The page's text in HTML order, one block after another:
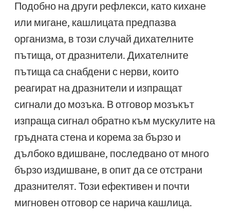
Подобно на други рефлекси, като кихане
или мигане, кашлицата предпазва
организма, в този случай дихателните
пътища, от дразнители. Дихателните
пътища са снабдени с нерви, които
реагират на дразнители и изпращат
сигнали до мозъка. В отговор мозъкът
изпраща сигнал обратно към мускулите на
гръдната стена и корема за бързо и
дълбоко вдишване, последвано от много
бързо издишване, в опит да се отстрани
дразнителят. Този ефективен и почти
мигновен отговор се нарича кашлица.